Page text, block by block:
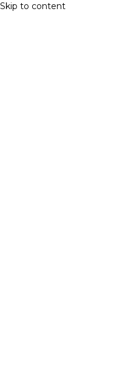
Skip to content